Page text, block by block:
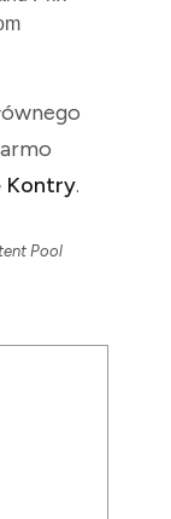
Kontry.
Pool